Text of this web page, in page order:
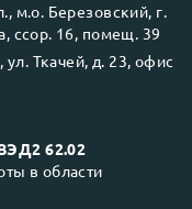
м.о. Березовский, г.
ссор. 16, помещ. 39
ул. Ткачей, д. 23, офис
62.02
в области